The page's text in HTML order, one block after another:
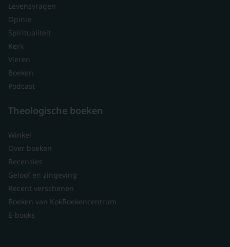
Levensvragen
Opinie
Spiritualiteit
Kerk
Vieren
Boeken
Podcast
Theologische boeken
Winkel
Over boeken
Recensies
Geloof en zingeving
Recent verschenen
Boeken van KokBoekencentrum
E-books